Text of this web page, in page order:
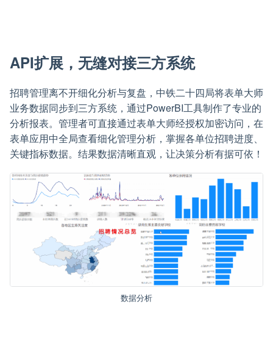
API扩展，无缝对接三方系统
招聘管理离不开细化分析与复盘，中铁二十四局将表单大师
业务数据同步到三方系统，通过PowerBI工具制作了专业的
分析报表。管理者可直接通过表单大师经授权加密访问，在
表单应用中全局查看细化管理分析，掌握各单位招聘进度、
关键指标数据。结果数据清晰直观，让决策分析有据可依！
数据分析